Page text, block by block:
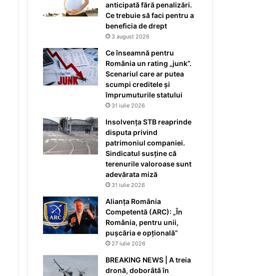
anticipată fără penalizări.
Ce trebuie să faci pentru a
beneficia de drept
3 august 2026
Ce înseamnă pentru
România un rating „junk”.
Scenariul care ar putea
scumpi creditele și
împrumuturile statului
31 iulie 2026
Insolvența STB reaprinde
disputa privind
patrimoniul companiei.
Sindicatul susține că
terenurile valoroase sunt
adevărata miză
31 iulie 2026
Alianța România
Competentă (ARC): „În
România, pentru unii,
pușcăria e opțională”
27 iulie 2026
BREAKING NEWS | A treia
dronă, doborâtă în